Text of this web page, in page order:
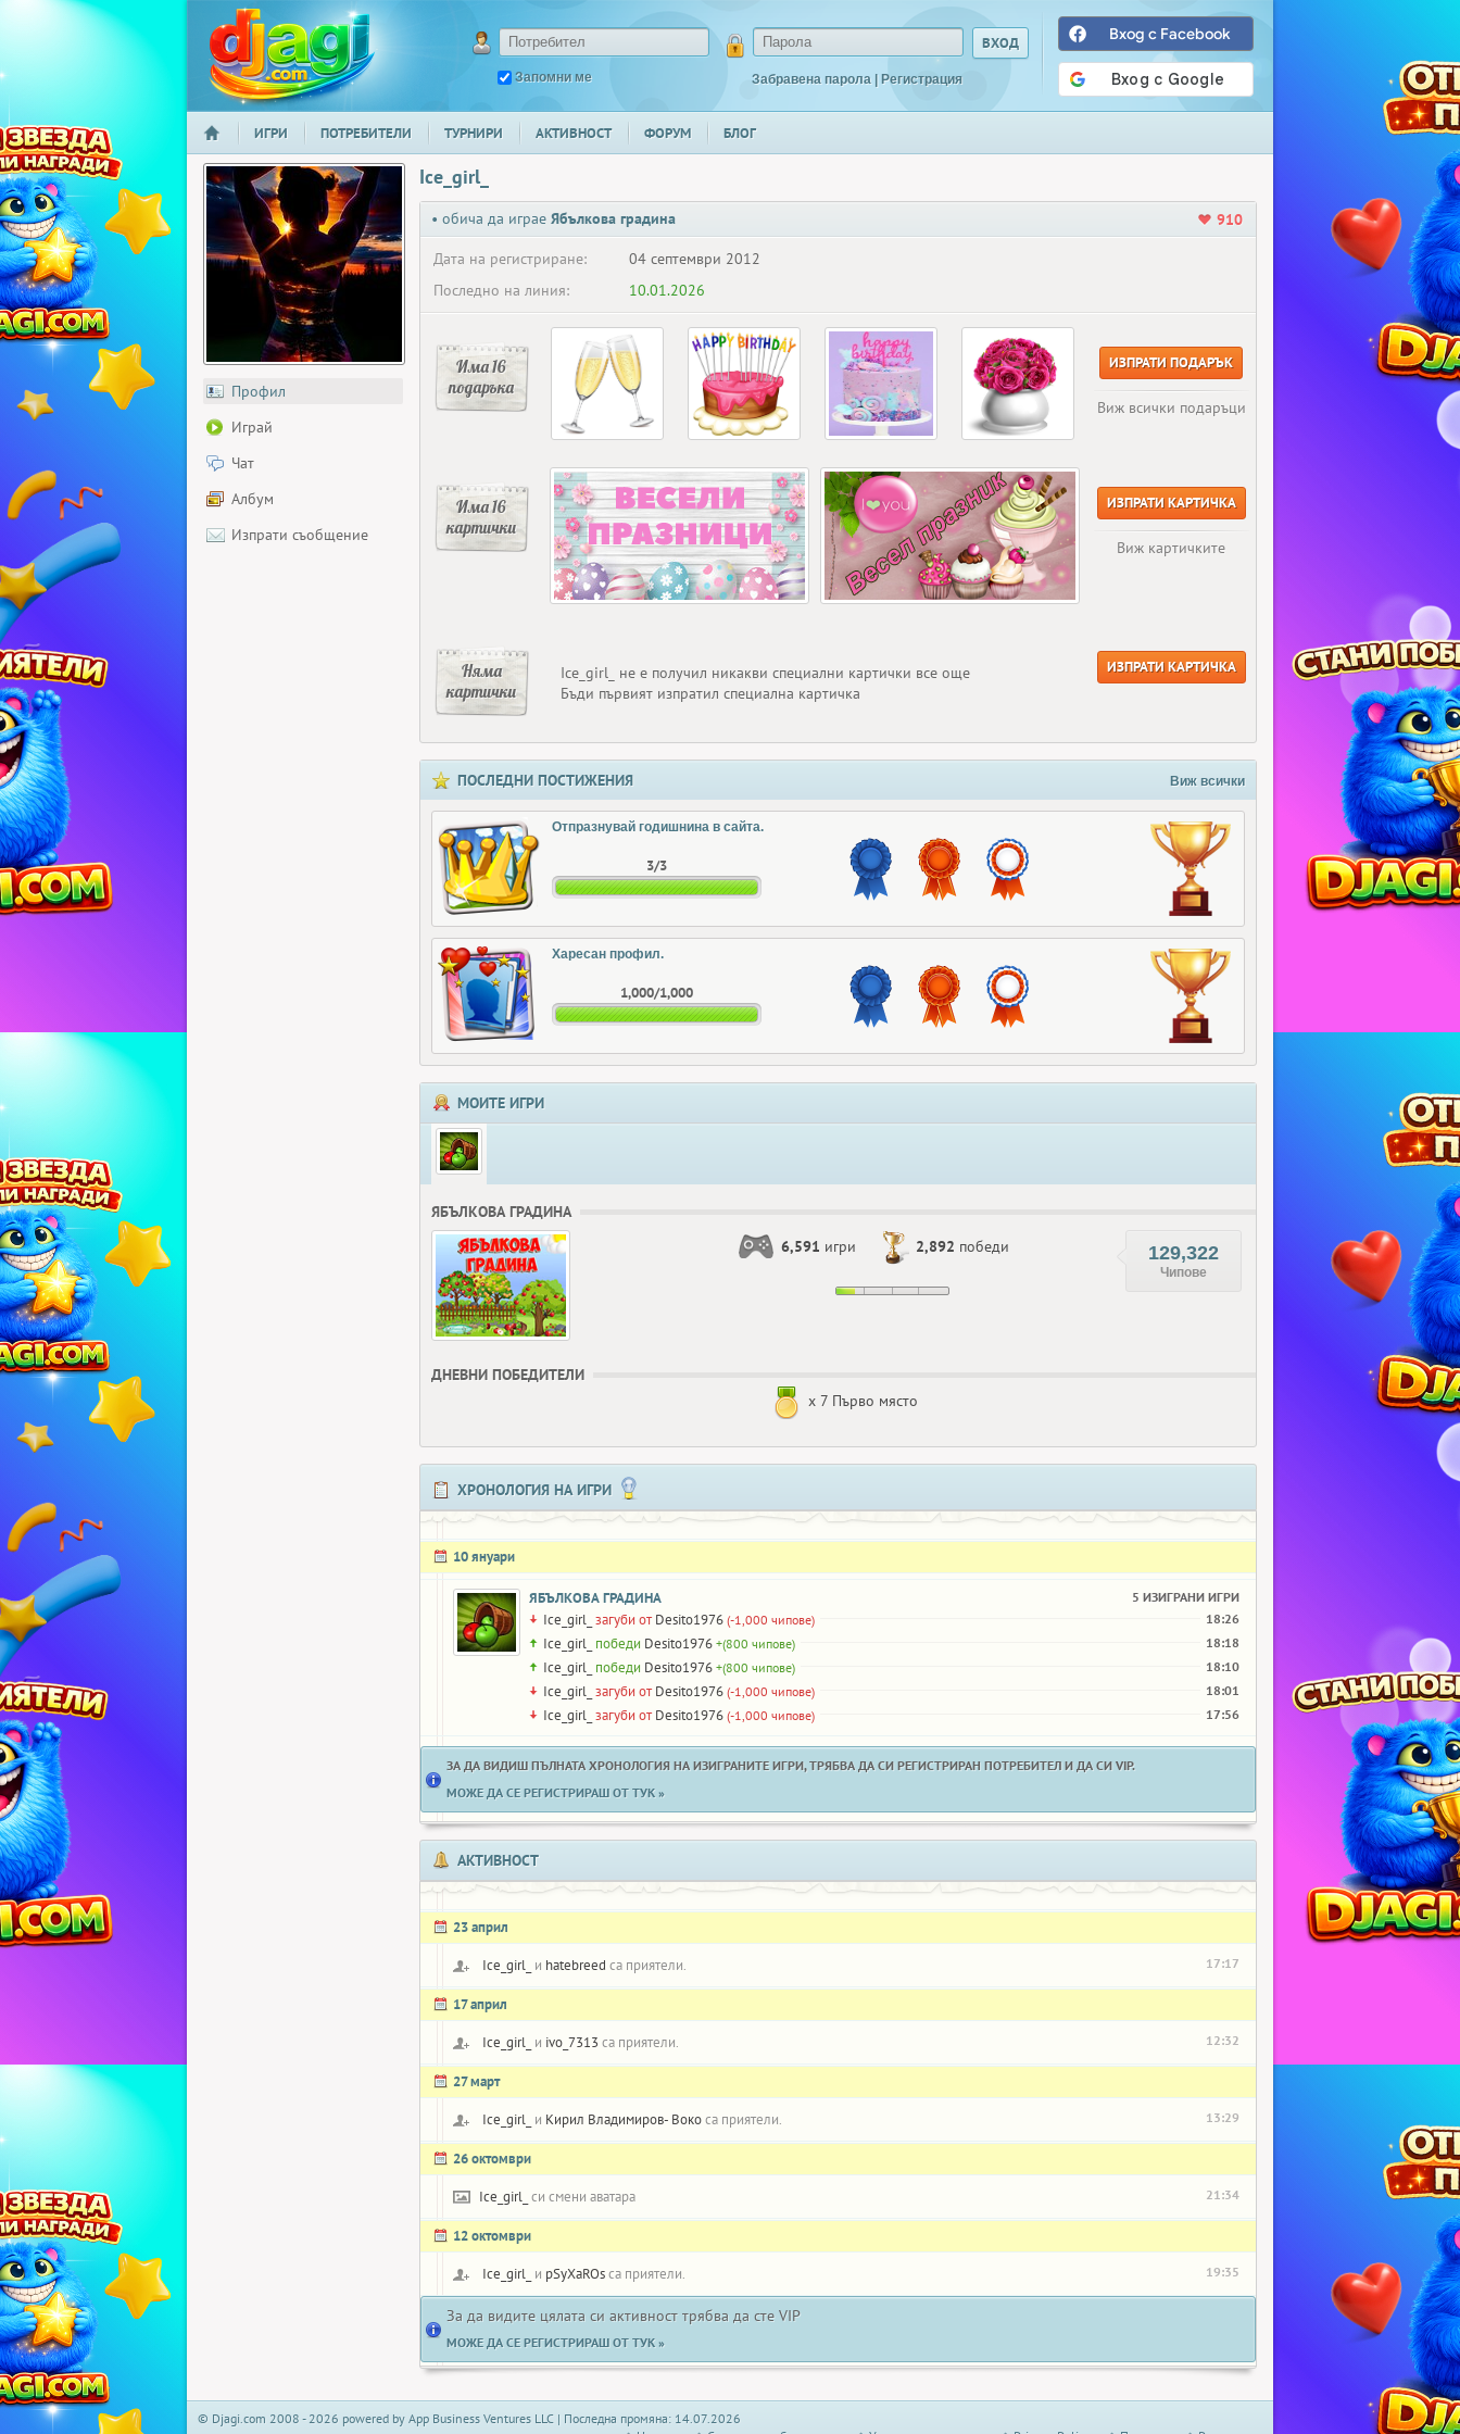
djagi.com
Запомни ме Забравена парола | Регистрация
Вход с Facebook
НАЧАЛО
ИГРИ ПОТРЕБИТЕЛИ ТУРНИРИ АКТИВНОСТ ФОРУМ БЛОГ
Профил
Играй
Чат
Албум
Изпрати съобщение
Ice_girl_
• обича да играе Ябълкова градина
910
Дата на регистриране:
04 септември 2012
Последно на линия:
10.01.2026
Има 16
подаръка
ИЗПРАТИ ПОДАРЪК
Виж всички подаръци
Има 16
картички
ИЗПРАТИ КАРТИЧКА
Виж картичките
Няма
картички
Ice_girl_ не е получил никакви специални картички все още
Бъди първият изпратил специална картичка
ИЗПРАТИ КАРТИЧКА
ПОСЛЕДНИ ПОСТИЖЕНИЯ Виж всички
Отпразнувай годишнина в сайта.
3/3
Харесан профил.
1,000/1,000
МОИТЕ ИГРИ
ЯБЪЛКОВА ГРАДИНА
6,591 игри 2,892 победи 129,322
Чипове
ДНЕВНИ ПОБЕДИТЕЛИ
x 7 Първо място
ХРОНОЛОГИЯ НА ИГРИ
10 януари
ЯБЪЛКОВА ГРАДИНА 5 ИЗИГРАНИ ИГРИ
Ice_girl_ загуби от Desito1976 (-1,000 чипове) 18:26
Ice_girl_ победи Desito1976 +(800 чипове) 18:18
Ice_girl_ победи Desito1976 +(800 чипове) 18:10
Ice_girl_ загуби от Desito1976 (-1,000 чипове) 18:01
Ice_girl_ загуби от Desito1976 (-1,000 чипове) 17:56
ЗА ДА ВИДИШ ПЪЛНАТА ХРОНОЛОГИЯ НА ИЗИГРАНИТЕ ИГРИ, ТРЯБВА ДА СИ РЕГИСТРИРАН ПОТРЕБИТЕЛ И ДА СИ VIP.
МОЖЕ ДА СЕ РЕГИСТРИРАШ ОТ ТУК »
АКТИВНОСТ
23 април
Ice_girl_ и hatebreed са приятели. 17:17
17 април
Ice_girl_ и ivo_7313 са приятели. 12:32
27 март
Ice_girl_ и Кирил Владимиров- Вокоса приятели. 13:29
26 октомври
Ice_girl_ си смени аватара 21:34
12 октомври
Ice_girl_ и pSyXaROsса приятели. 19:35
За да видите цялата си активност трябва да сте VIP
МОЖЕ ДА СЕ РЕГИСТРИРАШ ОТ ТУК »
© Djagi.com 2008 - 2026 powered by App Business Ventures LLC | Последна промяна: 14.07.2026